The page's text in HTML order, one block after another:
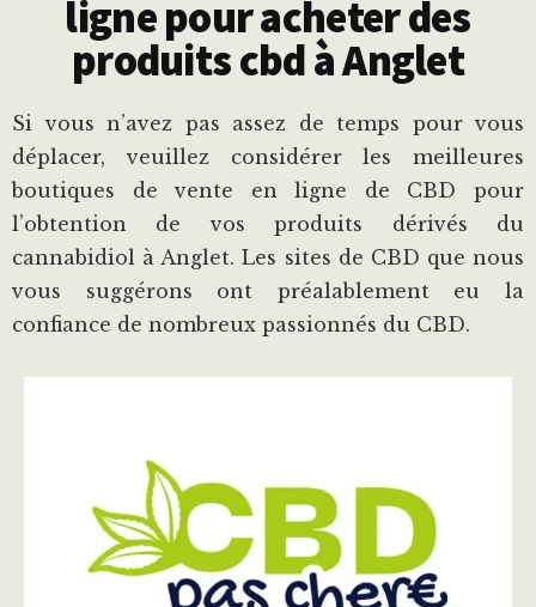
ligne pour acheter des
produits cbd à Anglet
Si vous n’avez pas assez de temps pour vous
déplacer, veuillez considérer les meilleures
boutiques de vente en ligne de CBD pour
l’obtention de vos produits dérivés du
cannabidiol à Anglet. Les sites de CBD que nous
vous suggérons ont préalablement eu la
confiance de nombreux passionnés du CBD.